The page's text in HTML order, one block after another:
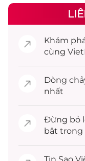
Khám
cùng
Dòng
nhất
Đừng bỏ
bật trong